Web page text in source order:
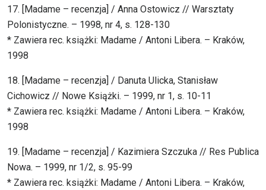
17. [Madame – recenzja] / Anna Ostowicz // Warsztaty
Polonistyczne. – 1998, nr 4, s. 128-130
* Zawiera rec. książki: Madame / Antoni Libera. – Kraków,
1998
18. [Madame – recenzja] / Danuta Ulicka, Stanisław
Cichowicz // Nowe Książki. – 1999, nr 1, s. 10-11
* Zawiera rec. książki: Madame / Antoni Libera. – Kraków,
1998
19. [Madame – recenzja] / Kazimiera Szczuka // Res Publica
Nowa. – 1999, nr 1/2, s. 95-99
* Zawiera rec. książki: Madame / Antoni Libera. – Kraków,